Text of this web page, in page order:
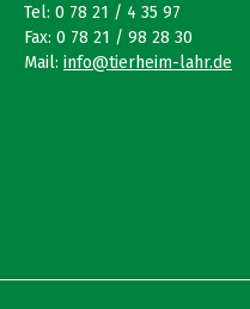
Tel: 0 78 21 / 4 35 97
Fax: 0 78 21 / 98 28 30
Mail: info@tierheim-lahr.de